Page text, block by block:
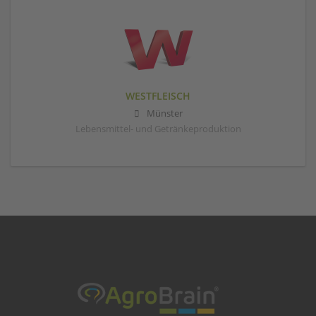
WESTFLEISCH
Münster
Lebensmittel- und Getränkeproduktion